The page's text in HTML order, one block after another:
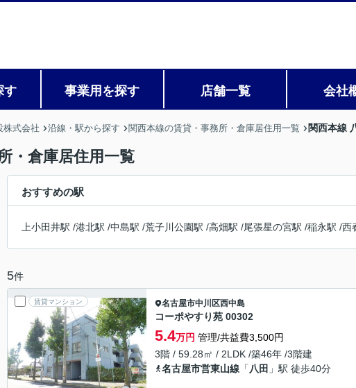
す 事業用を探す 店舗一覧 会社
株式会社 沿線・駅から探す 関西本線の賃貸・事務所・倉庫居住用一覧 関西本線
・倉庫居住用一覧
おすすめの駅
上小田井駅 /港北駅 /中島駅 /荒子川公園駅 /高畑駅 /尾張星の宮駅 /稲永駅 /西
5件
賃貸マンション 名古屋市中川区西中島
コーポやすり苑 00302
5.4万円 管理/共益費3,500円
3階 / 59.28㎡ / 2LDK /築46年 /3階建
名古屋市営東山線 「 八田 」駅 徒歩40分